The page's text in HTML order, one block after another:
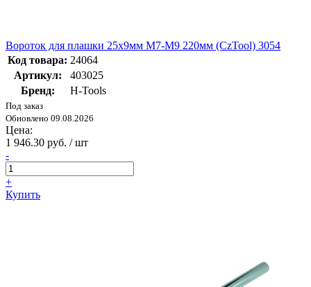
Вороток для плашки 25х9мм М7-М9 220мм (CzTool) 3054
Код товара: 24064
Артикул:
403025
Бренд:
H-Tools
Под заказ
Обновлено 09.08.2026
Цена:
1 946.30 руб. / шт
-
+
Купить